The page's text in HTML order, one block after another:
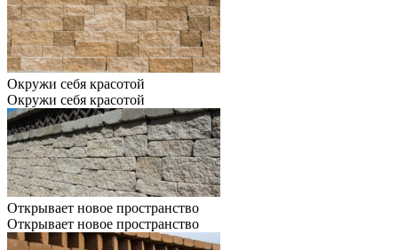
Окружи себя красотой
Окружи себя красотой
Открывает новое пространство
Открывает новое пространство